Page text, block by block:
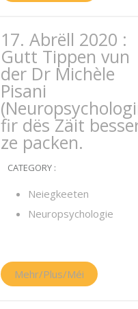
17. Abrëll 2020 :
Gutt Tippen vun
der Dr Michèle
Pisani
fir dës Zäit
ze packen.
CATEGORY :
Neiegkeeten
Neuropsychologie
Mehr/Plus/Méi